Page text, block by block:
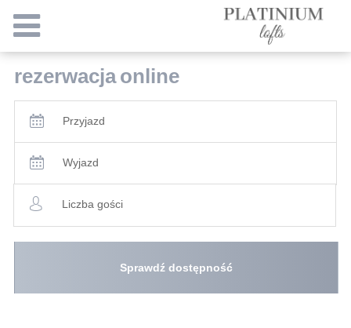
rezerwacja online
Przyjazd
Wyjazd
Liczba gości
Sprawdź dostępność